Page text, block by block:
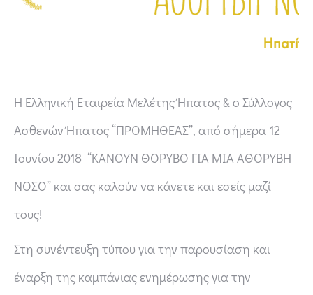
Η Ελληνική Εταιρεία Μελέτης Ήπατος & ο Σύλλογος
Ασθενών Ήπατος “ΠΡΟΜΗΘΕΑΣ”, από σήμερα 12
Ιουνίου 2018 “ΚΑΝΟΥΝ ΘΟΡΥΒΟ ΓΙΑ ΜΙΑ ΑΘΟΡΥΒΗ
ΝΟΣΟ” και σας καλούν να κάνετε και εσείς μαζί
τους!
Στη συνέντευξη τύπου για την παρουσίαση και
έναρξη της καμπάνιας ενημέρωσης για την